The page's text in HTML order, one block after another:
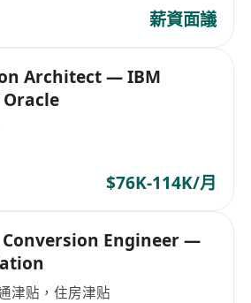
薪資面議
Architect — IBM
$76K-114K/月
Conversion Engineer —
津贴，住房津贴